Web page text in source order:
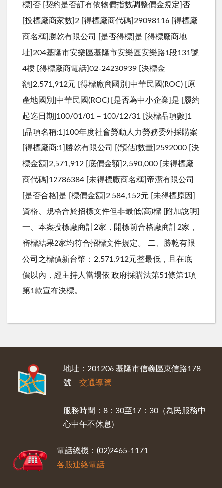
標]否 [契約是否訂有依物價指數調整價金規定]否
[投標廠商家數]2 [得標廠商代碼]29098116 [得標廠
商名稱]勝乾有限公司 [是否得標]是 [得標廠商地
址]204基隆市安樂區基隆市安樂區安樂路1段131號
4樓 [得標廠商電話]02-24230939 [決標金
額]2,571,912元 [得標廠商國別]中華民國(ROC) [原
產地國別]中華民國(ROC) [是否為中小企業]是 [履約
起迄日期]100/01/01－100/12/31 [決標品項數]1
[品項名稱:1]100年度社會勞動人力勞務委外採購案
[得標廠商:1]勝乾有限公司 [(預估)數量]2592000 [決
標金額]2,571,912 [底價金額]2,590,000 [未得標廠
商代碼]12786384 [未得標廠商名稱]帝潔有限公司
[是否合格]是 [標價金額]2,584,152元 [未得標原因]
資格、規格合於招標文件但非最低(高)標 [附加說明]
一、本案投標廠商計2家，開標前合格廠商計2家，
審標結果2家均符合招標文件規定。 二、勝乾有限
公司之標價新台幣：2,571,912元整最低，且在底
價以內，經主持人當場依 政府採購法第51條第1項
第1款宣布決標。
地址：201206 基隆市信義區東信路178
號 交通導覽
服務時間：8：30至17：30（為民服務中
心中午不休息）
電話總機：(02)2465-1171
各股連絡電話